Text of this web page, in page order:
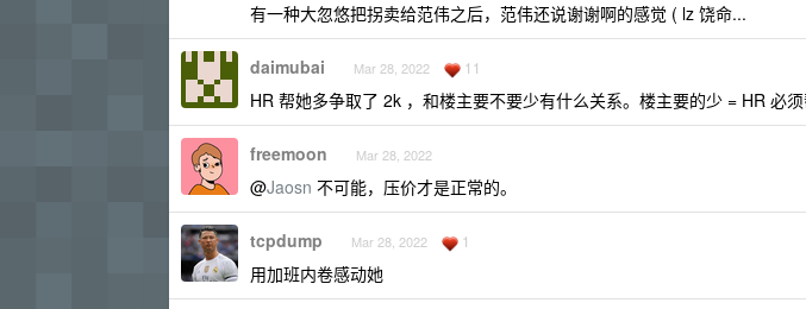
有一种大忽悠把拐卖给范伟之后，范伟还说谢谢啊的感觉 ( lz 饶命...
daimubai Mar 28, 2022 11
HR 帮她多争取了 2k ，和楼主要不要少有什么关系。楼主要的少 = HR 必须
freemoon Mar 28, 2022
@Jaosn 不可能，压价才是正常的。
tcpdump Mar 28, 2022 1
用加班内卷感动她